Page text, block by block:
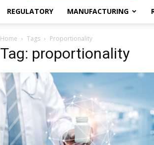
REGULATORY MANUFACTURING
Home Tags Proportionality
Tag: proportionality